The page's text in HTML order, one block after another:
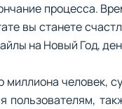
процесса.
вы станете
на Новый Год,
миллиона человек,
пользователям,